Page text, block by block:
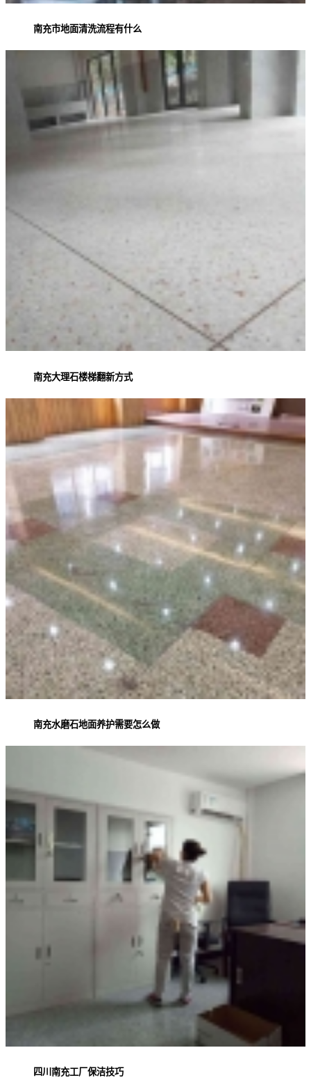
南充市地面清洗流程有什么
南充大理石楼梯翻新方式
南充水磨石地面养护需要怎么做
四川南充工厂保洁技巧